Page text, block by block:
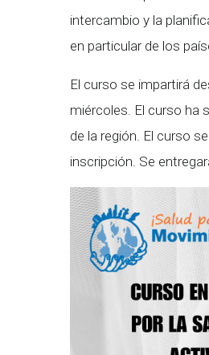
intercambio y la
en particular de los
El curso se impartirá
miércoles. El curso ha
de la región. El curso
inscripción. Se